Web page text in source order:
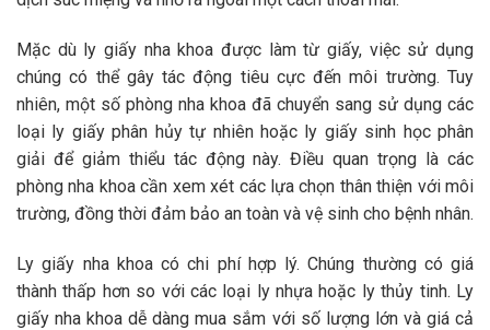
Mặc dù ly giấy nha khoa được làm từ giấy, việc sử dụng
chúng có thể gây tác động tiêu cực đến môi trường. Tuy
nhiên, một số phòng nha khoa đã chuyển sang sử dụng các
loại ly giấy phân hủy tự nhiên hoặc ly giấy sinh học phân
giải để giảm thiểu tác động này. Điều quan trọng là các
phòng nha khoa cần xem xét các lựa chọn thân thiện với môi
trường, đồng thời đảm bảo an toàn và vệ sinh cho bệnh nhân.
Ly giấy nha khoa có chi phí hợp lý. Chúng thường có giá
thành thấp hơn so với các loại ly nhựa hoặc ly thủy tinh. Ly
giấy nha khoa dễ dàng mua sắm với số lượng lớn và giá cả